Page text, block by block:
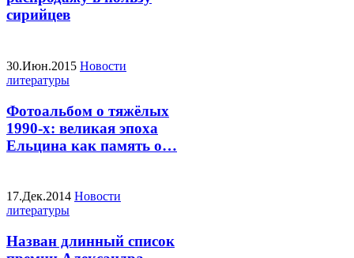
сирийцев
30.Июн.2015 Новости
литературы
Фотоальбом о тяжёлых
1990-х: великая эпоха
Ельцина как память о…
17.Дек.2014 Новости
литературы
Назван длинный список